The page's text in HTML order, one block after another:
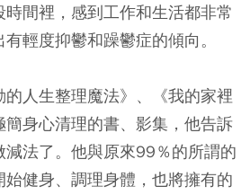
間裡，感到工作和生活都非常
輕度抑鬱和躁鬱症的傾向。
人生整理魔法》、《我的家裡
身心清理的書、影集，他告訴
減法了。他與原來99％的所謂的
始健身、調理身體，也將擁有的